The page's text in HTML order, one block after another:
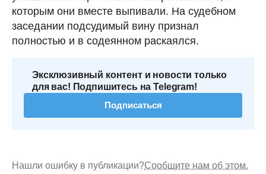
которым они вместе выпивали. На судебном
заседании подсудимый вину признал
полностью и в содеянном раскаялся.
Эксклюзивный контент и новости только
для вас! Подпишитесь на Telegram!
Подписаться
Нашли ошибку в публикации?Сообщите нам об этом.